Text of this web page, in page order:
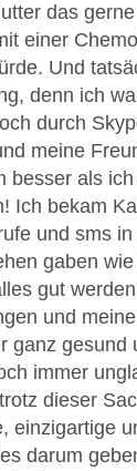
das
einer
Und
denn ich
durch
meine
besser als
Ich bekam
und sms
gaben
gut
und
ganz gesund
immer
dieser
einzigartige
darum